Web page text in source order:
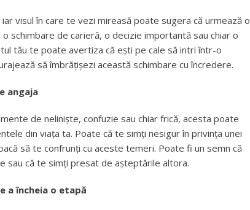
visul în care te vezi mireasă poate sugera că urmează o
schimbare de carieră, o decizie importantă sau chiar o
tău te poate avertiza că ești pe cale să intri într-o
să îmbrățișezi această schimbare cu încredere.
angaja
de neliniște, confuzie sau chiar frică, acesta poate
din viața ta. Poate că te simți nesigur în privința unei
să te confrunți cu aceste temeri. Poate fi un semn că
sau că te simți presat de așteptările altora.
a încheia o etapă